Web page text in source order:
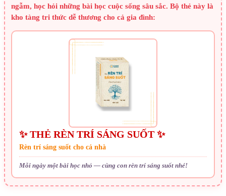
ngẫm, học hỏi những bài học cuộc sống sâu sắc. Bộ thẻ này là
kho tàng tri thức dễ thương cho cả gia đình:
✨ THẺ RÈN TRÍ SÁNG SUỐT ✨
Rèn trí sáng suốt cho cả nhà
Mỗi ngày một bài học nhỏ — cùng con rèn trí sáng suốt nhé!